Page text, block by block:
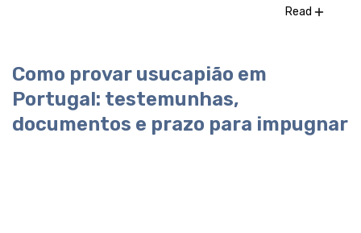
Read
Como provar usucapião em
Portugal: testemunhas,
documentos e prazo para impugnar